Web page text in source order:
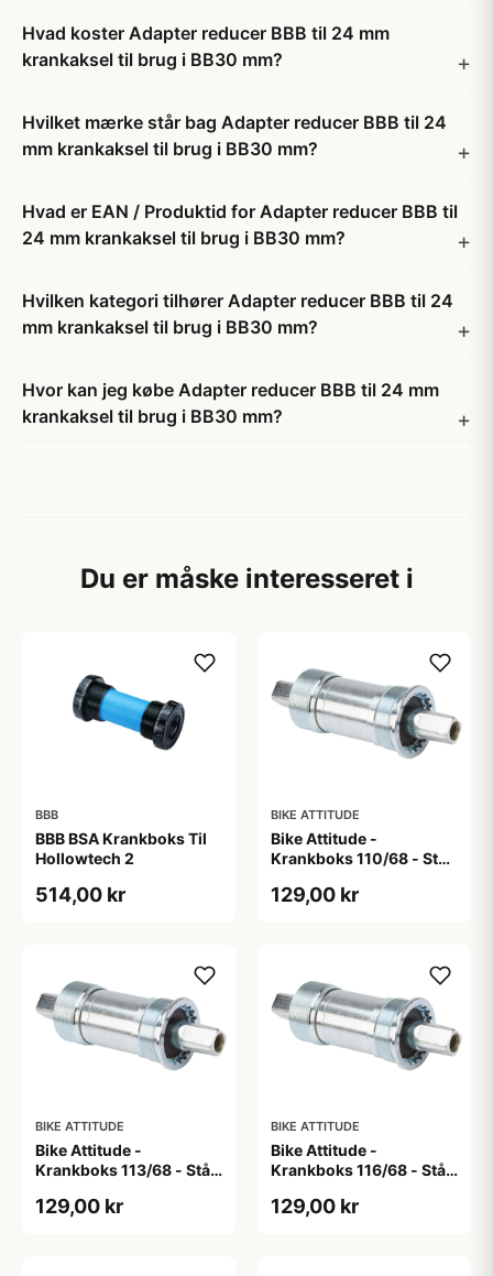
Hvad koster Adapter reducer BBB til 24 mm
krankaksel til brug i BB30 mm?
Hvilket mærke står bag Adapter reducer BBB til 24
mm krankaksel til brug i BB30 mm?
Hvad er EAN / Produktid for Adapter reducer BBB til
24 mm krankaksel til brug i BB30 mm?
Hvilken kategori tilhører Adapter reducer BBB til 24
mm krankaksel til brug i BB30 mm?
Hvor kan jeg købe Adapter reducer BBB til 24 mm
krankaksel til brug i BB30 mm?
Du er måske interesseret i
BBB
BBB BSA Krankboks Til
Hollowtech 2
514,00 kr
BIKE ATTITUDE
Bike Attitude -
Krankboks 110/68 - Stål
129,00 kr
BIKE ATTITUDE
Bike Attitude -
Krankboks 113/68 - Stål
129,00 kr
BIKE ATTITUDE
Bike Attitude -
Krankboks 116/68 - Stål
129,00 kr